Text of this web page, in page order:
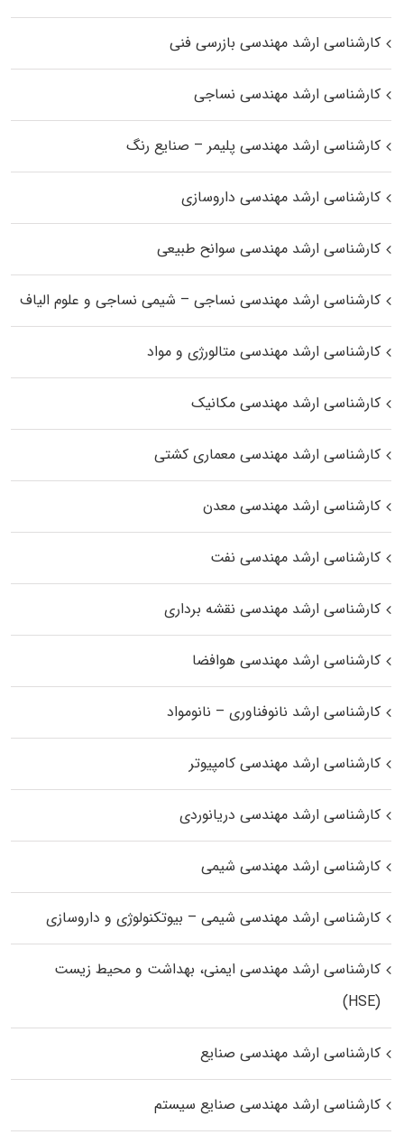
کارشناسی ارشد مهندسی بازرسی فنی
کارشناسی ارشد مهندسی نساجی
کارشناسی ارشد مهندسی پلیمر – صنایع رنگ
کارشناسی ارشد مهندسی داروسازی
کارشناسی ارشد مهندسی سوانح طبیعی
کارشناسی ارشد مهندسی نساجی – شیمی نساجی و علوم الیاف
کارشناسی ارشد مهندسی متالورژی و مواد
کارشناسی ارشد مهندسی مکانیک
کارشناسی ارشد مهندسی معماری کشتی
کارشناسی ارشد مهندسی معدن
کارشناسی ارشد مهندسی نفت
کارشناسی ارشد مهندسی نقشه برداری
کارشناسی ارشد مهندسی هوافضا
کارشناسی ارشد نانوفناوری – نانومواد
کارشناسی ارشد مهندسی کامپیوتر
کارشناسی ارشد مهندسی دریانوردی
کارشناسی ارشد مهندسی شیمی
کارشناسی ارشد مهندسی شیمی – بیوتکنولوژی و داروسازی
کارشناسی ارشد مهندسی ایمنی، بهداشت و محیط زیست
(HSE)
کارشناسی ارشد مهندسی صنایع
کارشناسی ارشد مهندسی صنایع سیستم